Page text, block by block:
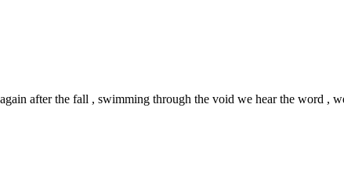
after the fall , swimming through the void we hear the word ,